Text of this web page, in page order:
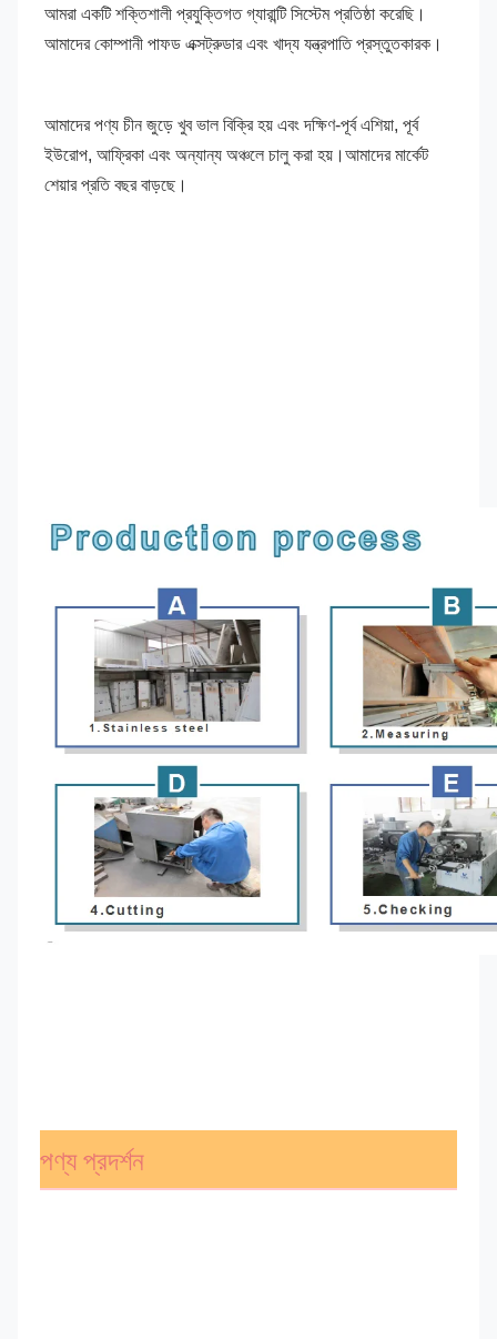
আমরা একটি শক্তিশালী প্রযুক্তিগত গ্যারান্টি সিস্টেম প্রতিষ্ঠা করেছি।
আমাদের কোম্পানী পাফড এক্সট্রুডার এবং খাদ্য যন্ত্রপাতি প্রস্তুতকারক।
আমাদের পণ্য চীন জুড়ে খুব ভাল বিক্রি হয় এবং দক্ষিণ-পূর্ব এশিয়া, পূর্ব
ইউরোপ, আফ্রিকা এবং অন্যান্য অঞ্চলে চালু করা হয়।আমাদের মার্কেট
শেয়ার প্রতি বছর বাড়ছে।
পণ্য প্রদর্শন